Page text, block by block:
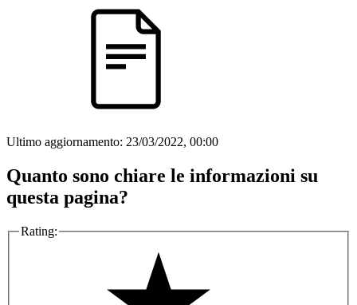
Ultimo aggiornamento: 23/03/2022, 00:00
Quanto sono chiare le informazioni su
questa pagina?
Rating: